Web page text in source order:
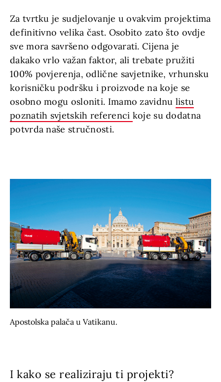
Za tvrtku je sudjelovanje u ovakvim projektima
definitivno velika čast. Osobito zato što ovdje
sve mora savršeno odgovarati. Cijena je
dakako vrlo važan faktor, ali trebate pružiti
100% povjerenja, odlične savjetnike, vrhunsku
korisničku podršku i proizvode na koje se
osobno mogu osloniti. Imamo zavidnu listu
poznatih svjetskih referenci koje su dodatna
potvrda naše stručnosti.
Apostolska palača u Vatikanu.
I kako se realiziraju ti projekti?